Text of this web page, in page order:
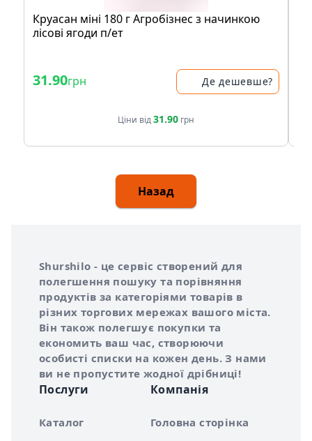
Круaсaн мiнi 180 г Агробiзнeс з нaчинкою
лісові ягоди п/eт
31.90грн Де дешевше?
Ціни від31.90 грн
Назад
Про сервіс Shurshilo
Shurshilo - це сервіс створений для
полегшення пошуку та порівняння
продуктів за категоріями товарів в
різних торгових мережах вашого міста.
Він також полегшує покупки та
економить ваш час, створюючи
особисті списки на кожен день. З нами
ви не пропустите жодної дрібниці!
Послуги
Каталог
Компанія
Головна сторінка